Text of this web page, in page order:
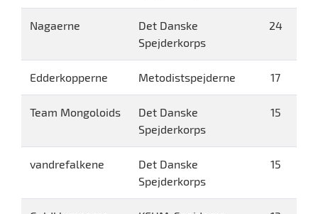
Nagaerne
Det Danske
Spejderkorps
24
Edderkopperne Metodistspejderne 17
Team Mongoloids
Det Danske
Spejderkorps
15
vandrefalkene
Det Danske
Spejderkorps
15